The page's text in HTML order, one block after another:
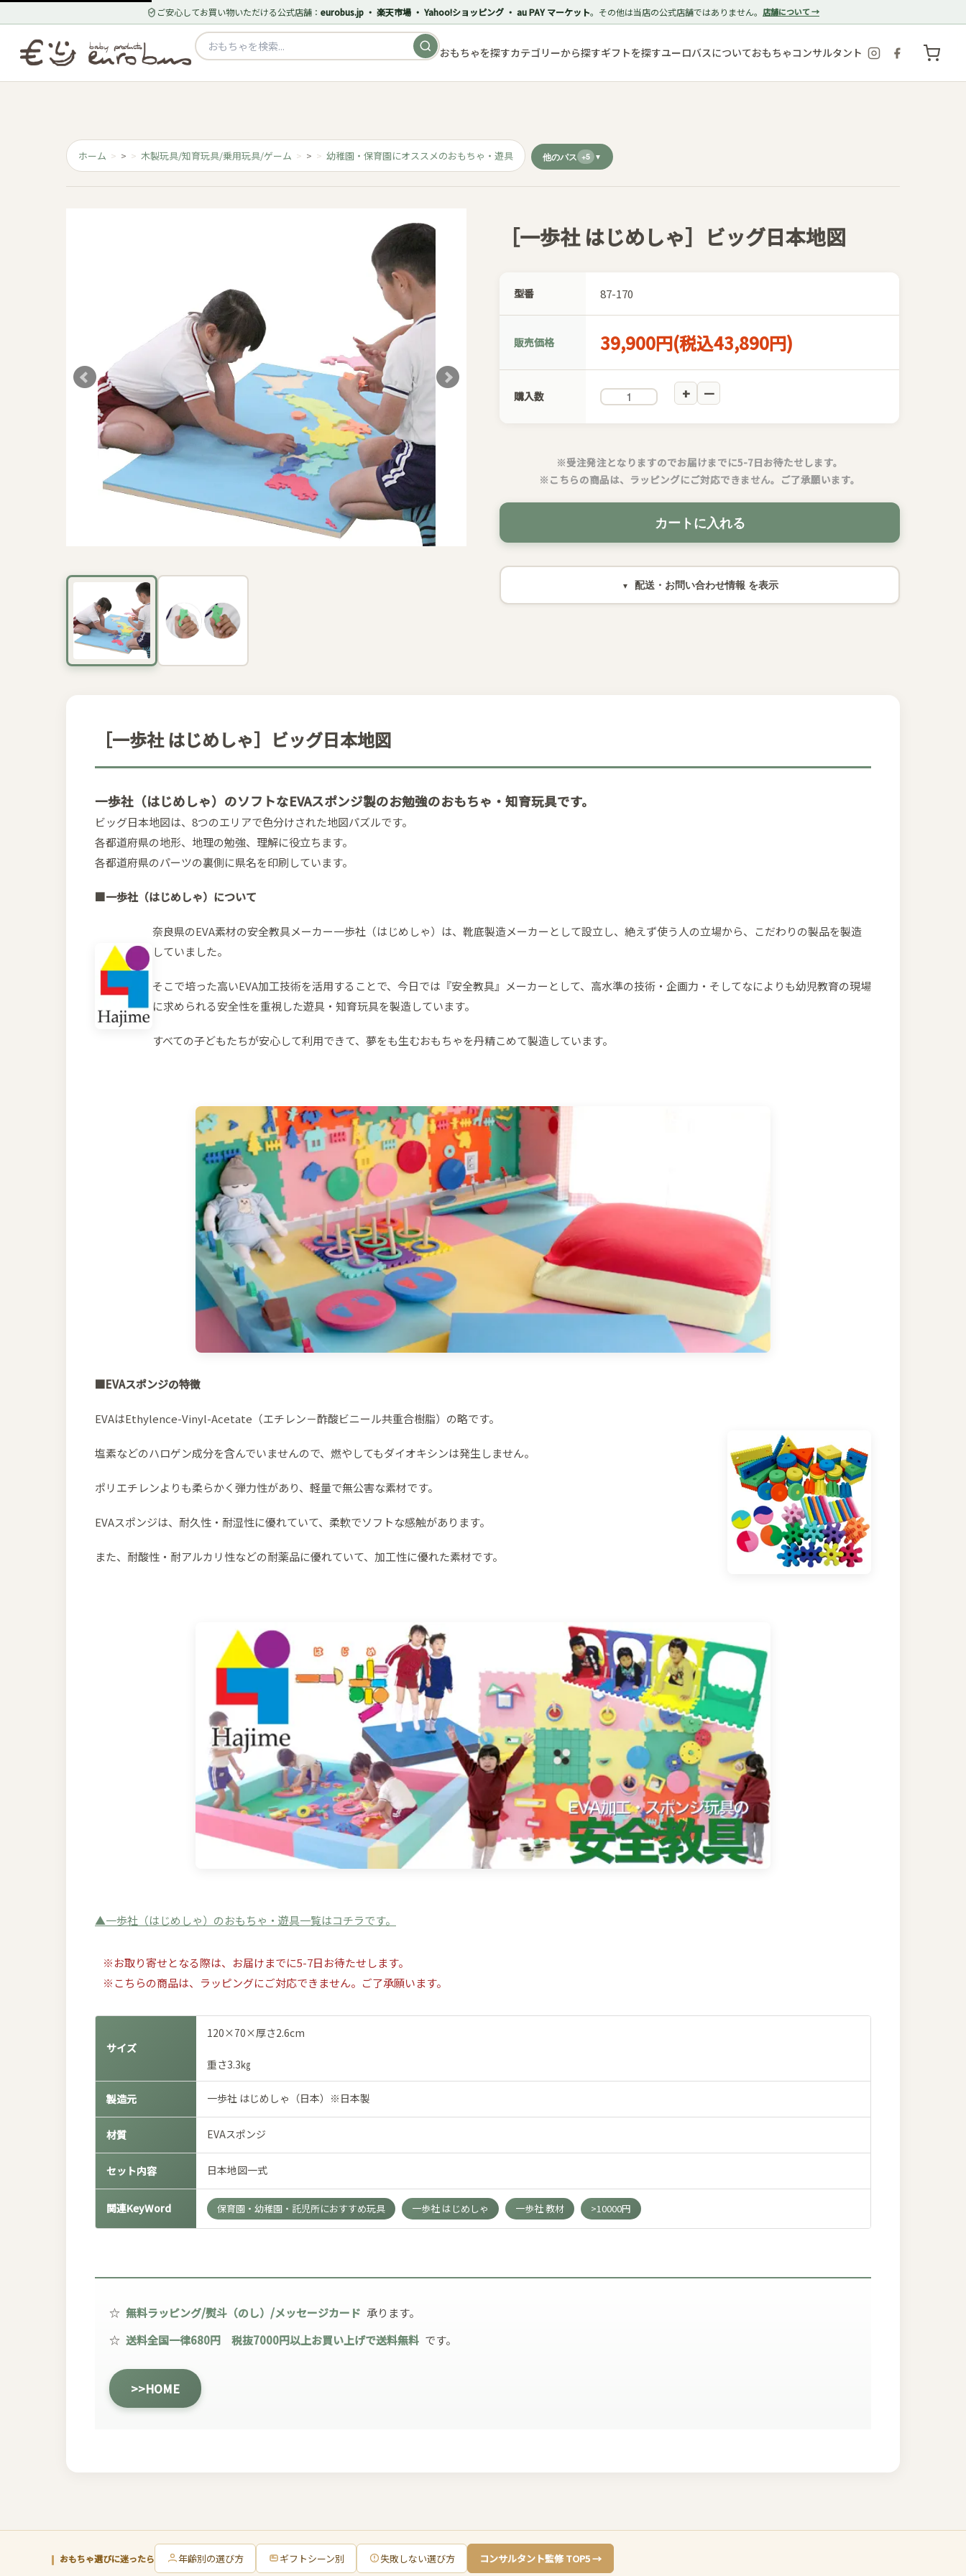
ご安心してお買い物いただける公式店舗： eurobus.jp ・ 楽天市場 ・ Yahoo!ショッピング ・ au PAY マーケット。その他は当店の公式店舗ではありません。 店舗について →
おもちゃを探すカテゴリーから探すギフトを探すユーロバスについておもちゃコンサルタント
ホーム > 木製玩具/知育玩具/乗用玩具/ゲーム > 幼稚園・保育園にオススメのおもちゃ・遊具 他のパス +5
［一歩社 はじめしゃ］ビッグ日本地図
型番 87-170
販売価格 39,900円(税込43,890円)
購入数
※受注発注となりますのでお届けまでに5-7日お待たせします。
※こちらの商品は、ラッピングにご対応できません。ご了承願います。
カートに入れる
配送・お問い合わせ情報
［一歩社 はじめしゃ］ビッグ日本地図
一歩社（はじめしゃ）のソフトなEVAスポンジ製のお勉強のおもちゃ・知育玩具です。
ビッグ日本地図は、8つのエリアで色分けされた地図パズルです。
各都道府県の地形、地理の勉強、理解に役立ちます。
各都道府県のパーツの裏側に県名を印刷しています。
■一歩社（はじめしゃ）について
奈良県のEVA素材の安全教具メーカー一歩社（はじめしゃ）は、靴底製造メーカーとして設立し、絶えず使う人の立場から、こだわりの製品を製造
していました。
そこで培った高いEVA加工技術を活用することで、今日では『安全教具』メーカーとして、高水準の技術・企画力・そしてなによりも幼児教育の現場
に求められる安全性を重視した遊具・知育玩具を製造しています。
すべての子どもたちが安心して利用できて、夢をも生むおもちゃを丹精こめて製造しています。
■EVAスポンジの特徴
EVAはEthylence-Vinyl-Acetate（エチレン－酢酸ビニール共重合樹脂）の略です。
塩素などのハロゲン成分を含んでいませんので、燃やしてもダイオキシンは発生しません。
ポリエチレンよりも柔らかく弾力性があり、軽量で無公害な素材です。
EVAスポンジは、耐久性・耐湿性に優れていて、柔軟でソフトな感触があります。
また、耐酸性・耐アルカリ性などの耐薬品に優れていて、加工性に優れた素材です。
▲一歩社（はじめしゃ）のおもちゃ・遊具一覧はコチラです。
※お取り寄せとなる際は、お届けまでに5-7日お待たせします。
※こちらの商品は、ラッピングにご対応できません。ご了承願います。
サイズ
120×70×厚さ2.6cm
重さ3.3㎏
製造元 一歩社 はじめしゃ（日本）※日本製
材質 EVAスポンジ
セット内容 日本地図一式
関連KeyWord 保育園・幼稚園・託児所におすすめ玩具 一歩社 はじめしゃ 一歩社 教材 >10000円
☆ 無料ラッピング/熨斗（のし）/メッセージカード 承ります。
☆ 送料全国一律680円 税抜7000円以上お買い上げで送料無料 です。
>>HOME
おもちゃ選びに迷ったら 年齢別の選び方 ギフトシーン別 失敗しない選び方 コンサルタント監修 TOP5 →